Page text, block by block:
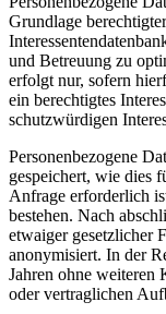
Grundlage
und Betreuung zu
erfolgt nur, sofern
ein berechtigtes
schutzwürdigen
Personenbezogene
gespeichert, wie dies
Anfrage erforderlich
bestehen. Nach
etwaiger gesetzlicher
anonymisiert. In der
Jahren ohne weiteren
oder vertraglichen